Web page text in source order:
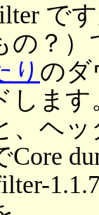
で
の？）
り のダ
します
、ヘ
Core